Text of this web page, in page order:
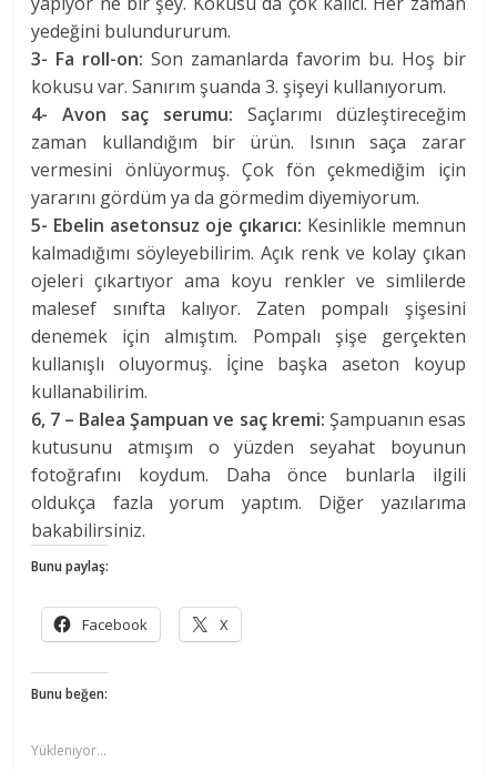
yedeğini bulundururum.
3- Fa roll-on: Son zamanlarda favorim bu. Hoş bir
kokusu var. Sanırım şuanda 3. şişeyi kullanıyorum.
4- Avon saç serumu: Saçlarımı düzleştireceğim
zaman kullandığım bir ürün. Isının saça zarar
vermesini önlüyormuş. Çok fön çekmediğim için
yararını gördüm ya da görmedim diyemiyorum.
5- Ebelin asetonsuz oje çıkarıcı: Kesinlikle memnun
kalmadığımı söyleyebilirim. Açık renk ve kolay çıkan
ojeleri çıkartıyor ama koyu renkler ve simlilerde
malesef sınıfta kalıyor. Zaten pompalı şişesini
denemek için almıştım. Pompalı şişe gerçekten
kullanışlı oluyormuş. İçine başka aseton koyup
kullanabilirim.
6, 7 – Balea Şampuan ve saç kremi: Şampuanın esas
kutusunu atmışım o yüzden seyahat boyunun
fotoğrafını koydum. Daha önce bunlarla ilgili
oldukça fazla yorum yaptım. Diğer yazılarıma
bakabilirsiniz.
Bunu paylaş:
Facebook X
Bunu beğen:
Yükleniyor...